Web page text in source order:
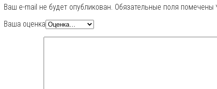
Ваш e-mail не будет опубликован. Обязательные поля помечены
Ваша оценка